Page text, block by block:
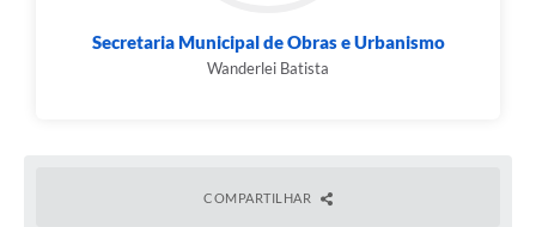
Secretaria Municipal de Obras e Urbanismo
Wanderlei Batista
COMPARTILHAR